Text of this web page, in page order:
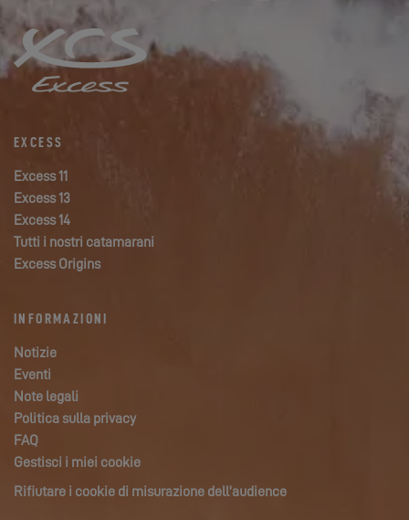
EXCESS
Excess 11
Excess 13
Excess 14
Tutti i nostri catamarani
Excess Origins
INFORMAZIONI
Notizie
Eventi
Note legali
Politica sulla privacy
FAQ
Gestisci i miei cookie
Rifiutare i cookie di misurazione dell’audience